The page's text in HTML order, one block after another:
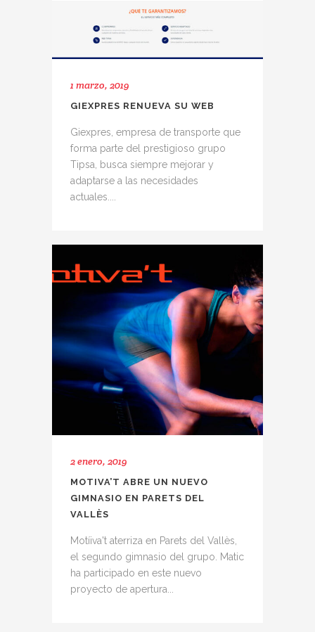
1 marzo, 2019
GIEXPRES RENUEVA SU WEB
Giexpres, empresa de transporte que
forma parte del prestigioso grupo
Tipsa, busca siempre mejorar y
adaptarse a las necesidades
actuales....
2 enero, 2019
MOTIVA’T ABRE UN NUEVO
GIMNASIO EN PARETS DEL
VALLÈS
Motíiva't aterriza en Parets del Vallès,
el segundo gimnasio del grupo. Matic
ha participado en este nuevo
proyecto de apertura...